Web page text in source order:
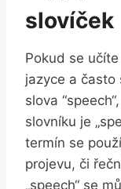
slovíček
Pokud se​
jazyce a často
slova
‌slovníku je
termín se
projevu, či
„speech“ se